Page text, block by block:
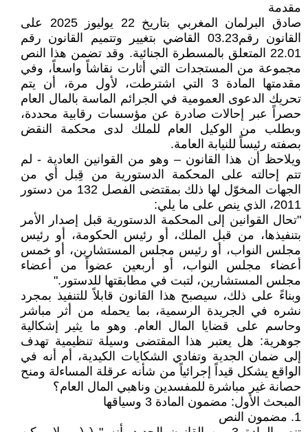
مقدمة
صادق البرلمان المغربي بتاريخ 22 يوليوز 2025 على
القانون رقم03.23 القاضي بتغيير وتتميم القانون رقم
22.01 المتعلق بالمسطرة الجنائية. وقد تضمن هذا النص
مجموعة من المستجدات التي أثارت نقاشاً واسعاً، وفي
مقدمتها المادة 3 التي اشترطت، لأول مرة، أن يتم
تحريك الدعوى العمومية في الجرائم الماسة بالمال العام
حصراً عبر إحالات صادرة عن مؤسسات رقابية محددة،
وبطلب من الوكيل العام للملك لدى محكمة النقض
بصفته رئيساً للنيابة العامة.
ويلاحظ أن هذا القانون – وهو من القوانين العادية - لم
تتم إحالته على المحكمة الدستورية من قِبل أي من
الجهات المخوّل لها ذلك بمقتضى الفصل 132 من دستور
2011، الذي ينص على ما يلي:
"تحال القوانين إلى المحكمة الدستورية قبل إصدار الأمر
بتنفيذها، من قبل الملك، أو رئيس الحكومة، أو رئيس
مجلس النواب، أو رئيس مجلس المستشارين، أو خمس
أعضاء مجلس النواب، أو أربعين عضواً من أعضاء
مجلس المستشارين، لتبت في مطابقتها للدستور."
وبناءً على ذلك، سيصبح هذا القانون قابلاً للتنفيذ بمجرد
نشره في الجريدة الرسمية، بما يحمله من أثر مباشر
وحاسم على قضايا المال العام. وهو ما يثير إشكالية
جوهرية: هل يعتبر هذا المقتضى وسيلة تنظيمية تهدف
إلى ضمان الجدية وتفادي الشكايات الكيدية، أم أنه في
الواقع يشكل قيداً إجرائياً من شأنه عرقلة المساءلة ومنح
حصانة غير مباشرة للمفسدين وناهبي المال العام؟
المبحث الأول: مضمون المادة 3 وسياقها
1. مضمون النص